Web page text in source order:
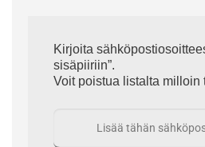
Kirjoita
sisäpiiriin”.
Voit poistua listalta milloin